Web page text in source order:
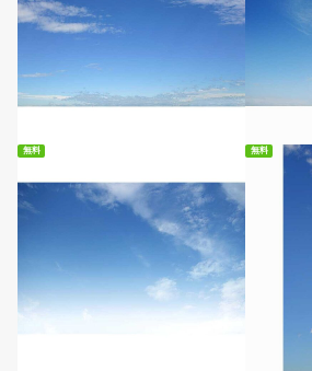
無料ダウンロード
無料 無料